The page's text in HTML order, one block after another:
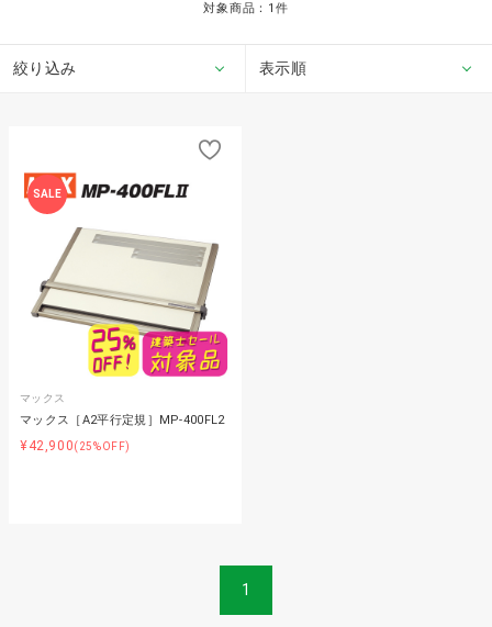
対象商品： 1 件
絞り込み 表示順
SALE
マックス
マックス［A2平行定規］MP-400FL2
¥42,900(25%OFF)
1